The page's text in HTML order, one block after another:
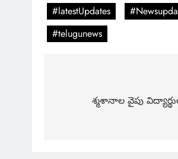
#latestUpdates
#telugunews
శ్మశానాల వైపు